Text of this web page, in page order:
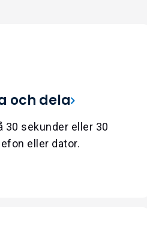
och dela
30 sekunder eller 30
eller dator.